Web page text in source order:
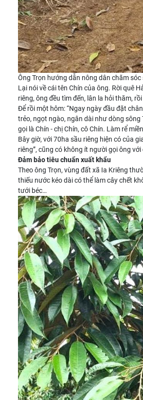
Ông Trọn hướng dẫn nông dân chăm
Lại nói về cái tên Chín của ông. Rời quê
riêng, ông đều tìm đến, lân la hỏi thăm,
Để rồi một hôm: “Ngay ngày đầu đặt
trẻo, ngọt ngào, ngân dài như dòng
gọi là Chín - chị Chín, cô Chín. Làm rể
Bây giờ, với 70ha sầu riêng hiện có của
riêng”, cũng có không ít người gọi ông
Đảm bảo tiêu chuẩn xuất khẩu
Theo ông Trọn, vùng đất xã Ia Kriêng
thiếu nước kéo dài có thể làm cây chết
tưới béc…